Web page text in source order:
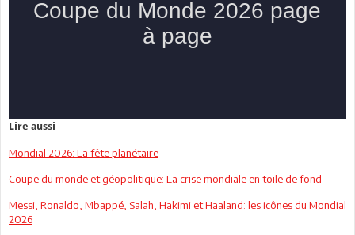
Lire aussi
Mondial 2026: La fête planétaire
Coupe du monde et géopolitique: La crise mondiale en toile de fond
Messi, Ronaldo, Mbappé, Salah, Hakimi et Haaland: les icônes du Mondial
2026